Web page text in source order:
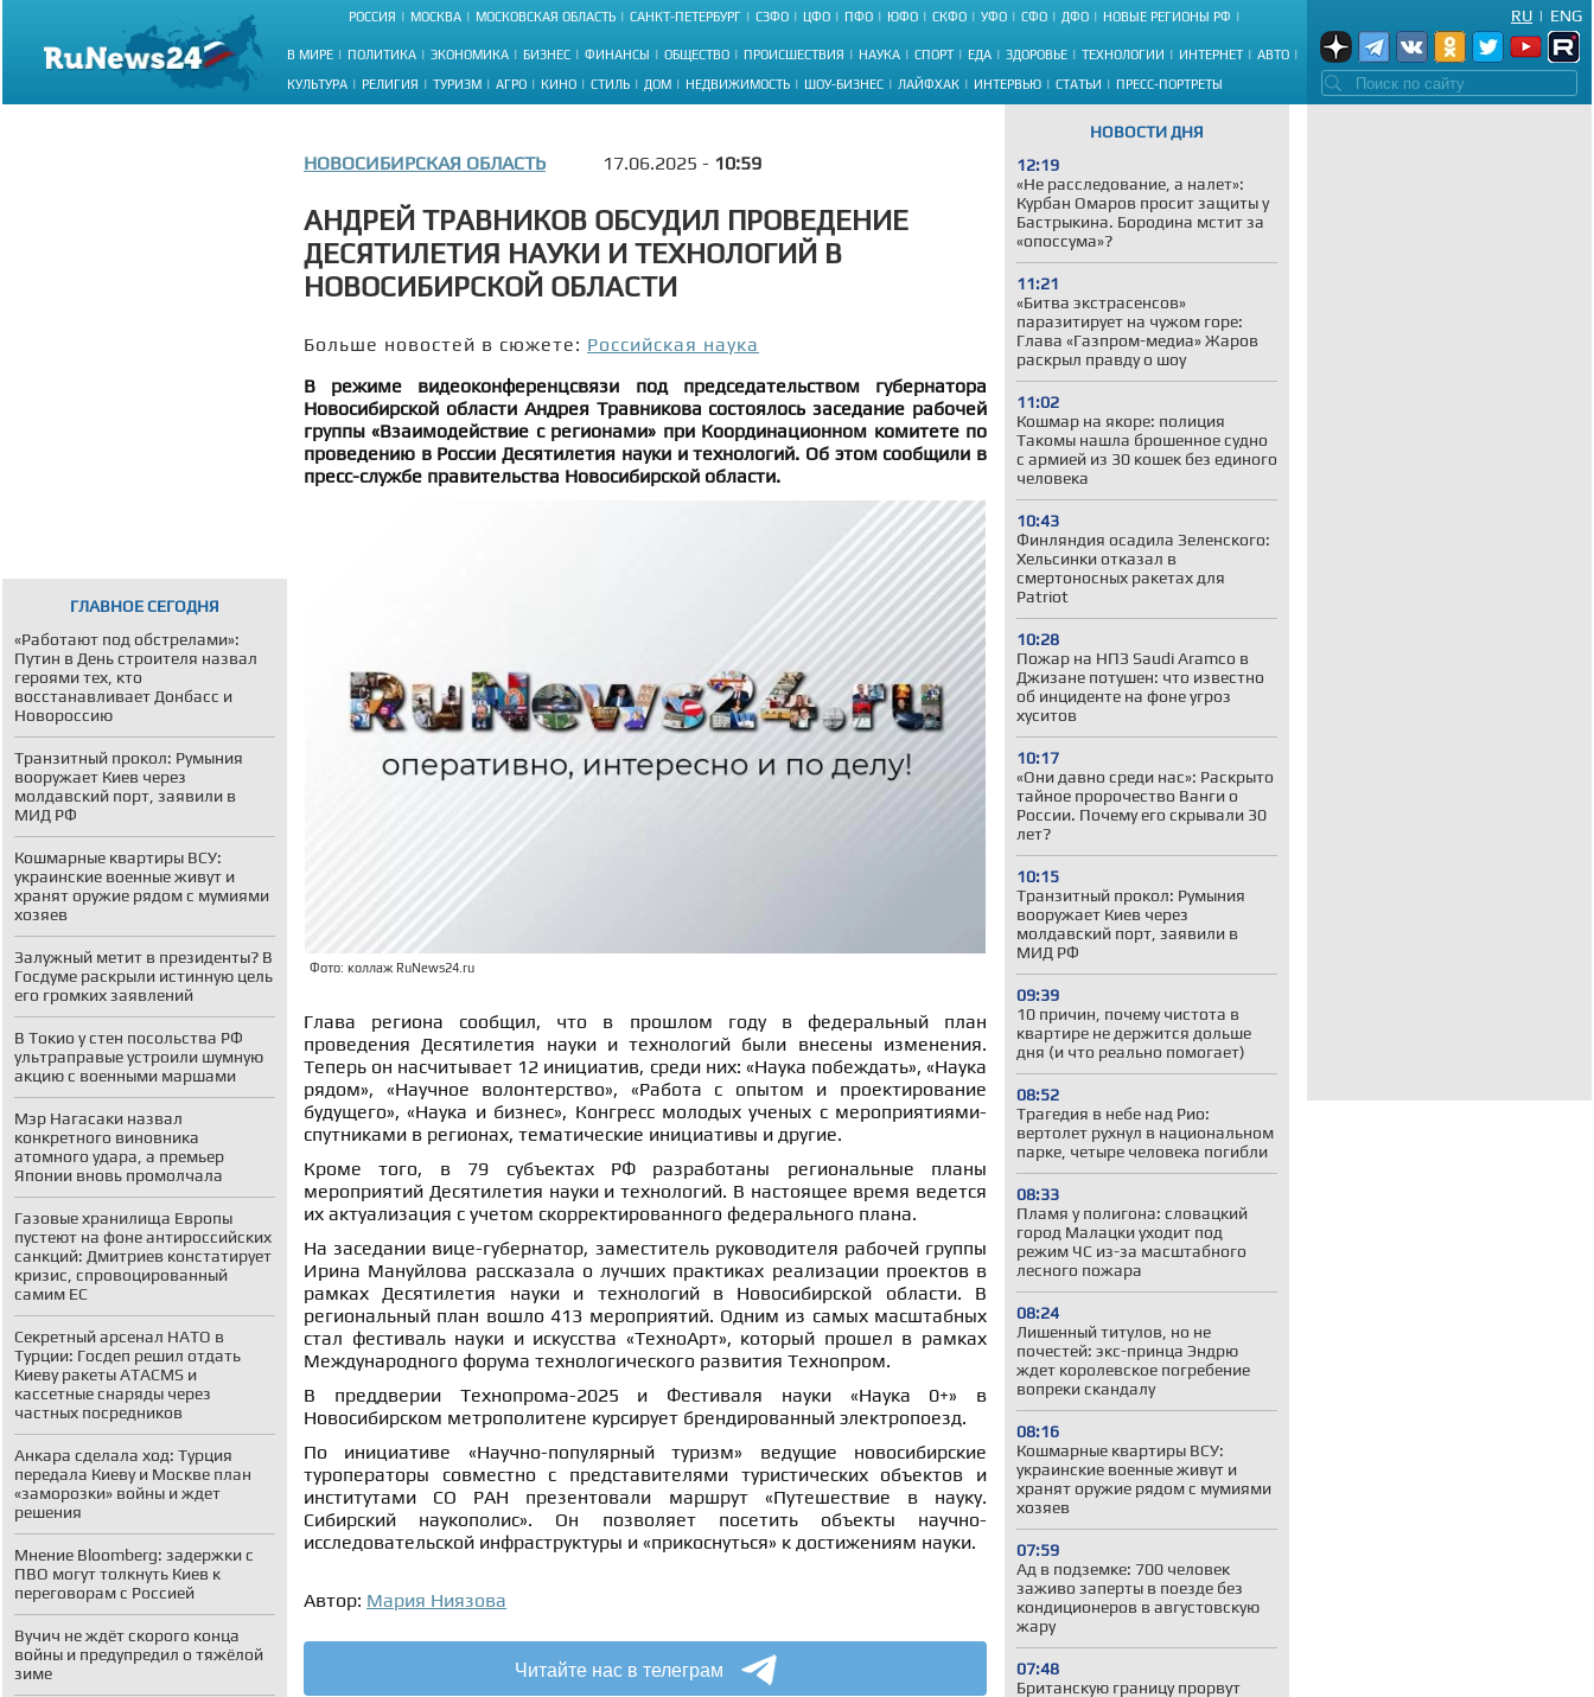
РОССИЯ МОСКВА МОСКОВСКАЯ ОБЛАСТЬ САНКТ-ПЕТЕРБУРГ СЗФО ЦФО ПФО ЮФО СКФО УФО СФО ДФО НОВЫЕ РЕГИОНЫ РФ
В МИРЕ ПОЛИТИКА ЭКОНОМИКА БИЗНЕС ФИНАНСЫ ОБЩЕСТВО ПРОИСШЕСТВИЯ НАУКА СПОРТ ЕДА ЗДОРОВЬЕ ТЕХНОЛОГИИ ИНТЕРНЕТ АВТО
КУЛЬТУРА РЕЛИГИЯ ТУРИЗМ АГРО КИНО СТИЛЬ ДОМ НЕДВИЖИМОСТЬ ШОУ-БИЗНЕС ЛАЙФХАК ИНТЕРВЬЮ СТАТЬИ ПРЕСС-ПОРТРЕТЫ
ENG
|
RU
ГЛАВНОЕ СЕГОДНЯ
«Работают под обстрелами»:
Путин в День строителя назвал
героями тех, кто
восстанавливает Донбасс и
Новороссию
Транзитный прокол: Румыния
вооружает Киев через
молдавский порт, заявили в
МИД РФ
Кошмарные квартиры ВСУ:
украинские военные живут и
хранят оружие рядом с мумиями
хозяев
Залужный метит в президенты? В
Госдуме раскрыли истинную цель
его громких заявлений
В Токио у стен посольства РФ
ультраправые устроили шумную
акцию с военными маршами
Мэр Нагасаки назвал
конкретного виновника
атомного удара, а премьер
Японии вновь промолчала
Газовые хранилища Европы
пустеют на фоне антироссийских
санкций: Дмитриев констатирует
кризис, спровоцированный
самим ЕС
Секретный арсенал НАТО в
Турции: Госдеп решил отдать
Киеву ракеты ATACMS и
кассетные снаряды через
частных посредников
Анкара сделала ход: Турция
передала Киеву и Москве план
«заморозки» войны и ждет
решения
Мнение Bloomberg: задержки с
ПВО могут толкнуть Киев к
переговорам с Россией
Вучич не ждёт скорого конца
войны и предупредил о тяжёлой
зиме
НОВОСТИ ДНЯ
12:19
«Не расследование, а налет»:
Курбан Омаров просит защиты у
Бастрыкина. Бородина мстит за
«опоссума»?
11:21
«Битва экстрасенсов»
паразитирует на чужом горе:
Глава «Газпром-медиа» Жаров
раскрыл правду о шоу
11:02
Кошмар на якоре: полиция
Такомы нашла брошенное судно
с армией из 30 кошек без единого
человека
10:43
Финляндия осадила Зеленского:
Хельсинки отказал в
смертоносных ракетах для
Patriot
10:28
Пожар на НПЗ Saudi Aramco в
Джизане потушен: что известно
об инциденте на фоне угроз
хуситов
10:17
«Они давно среди нас»: Раскрыто
тайное пророчество Ванги о
России. Почему его скрывали 30
лет?
10:15
Транзитный прокол: Румыния
вооружает Киев через
молдавский порт, заявили в
МИД РФ
09:39
10 причин, почему чистота в
квартире не держится дольше
дня (и что реально помогает)
08:52
Трагедия в небе над Рио:
вертолет рухнул в национальном
парке, четыре человека погибли
08:33
Пламя у полигона: словацкий
город Малацки уходит под
режим ЧС из-за масштабного
лесного пожара
08:24
Лишенный титулов, но не
почестей: экс-принца Эндрю
ждет королевское погребение
вопреки скандалу
08:16
Кошмарные квартиры ВСУ:
украинские военные живут и
хранят оружие рядом с мумиями
хозяев
07:59
Ад в подземке: 700 человек
заживо заперты в поезде без
кондиционеров в августовскую
жару
07:48
Британскую границу прорвут
НОВОСИБИРСКАЯ ОБЛАСТЬ 17.06.2025 - 10:59
АНДРЕЙ ТРАВНИКОВ ОБСУДИЛ ПРОВЕДЕНИЕ
ДЕСЯТИЛЕТИЯ НАУКИ И ТЕХНОЛОГИЙ В
НОВОСИБИРСКОЙ ОБЛАСТИ
Больше новостей в сюжете: Российская наука
В режиме видеоконференцсвязи под председательством губернатора
Новосибирской области Андрея Травникова состоялось заседание рабочей
группы «Взаимодействие с регионами» при Координационном комитете по
проведению в России Десятилетия науки и технологий. Об этом сообщили в
пресс-службе правительства Новосибирской области.
Фото: коллаж RuNews24.ru
Глава региона сообщил, что в прошлом году в федеральный план
проведения Десятилетия науки и технологий были внесены изменения.
Теперь он насчитывает 12 инициатив, среди них: «Наука побеждать», «Наука
рядом», «Научное волонтерство», «Работа с опытом и проектирование
будущего», «Наука и бизнес», Конгресс молодых ученых с мероприятиями-
спутниками в регионах, тематические инициативы и другие.
Кроме того, в 79 субъектах РФ разработаны региональные планы
мероприятий Десятилетия науки и технологий. В настоящее время ведется
их актуализация с учетом скорректированного федерального плана.
На заседании вице-губернатор, заместитель руководителя рабочей группы
Ирина Мануйлова рассказала о лучших практиках реализации проектов в
рамках Десятилетия науки и технологий в Новосибирской области. В
региональный план вошло 413 мероприятий. Одним из самых масштабных
стал фестиваль науки и искусства «ТехноАрт», который прошел в рамках
Международного форума технологического развития Технопром.
В преддверии Технопрома-2025 и Фестиваля науки «Наука 0+» в
Новосибирском метрополитене курсирует брендированный электропоезд.
По инициативе «Научно-популярный туризм» ведущие новосибирские
туроператоры совместно с представителями туристических объектов и
институтами СО РАН презентовали маршрут «Путешествие в науку.
Сибирский наукополис». Он позволяет посетить объекты научно-
исследовательской инфраструктуры и «прикоснуться» к достижениям науки.
Автор: Мария Ниязова
Читайте нас в телеграм